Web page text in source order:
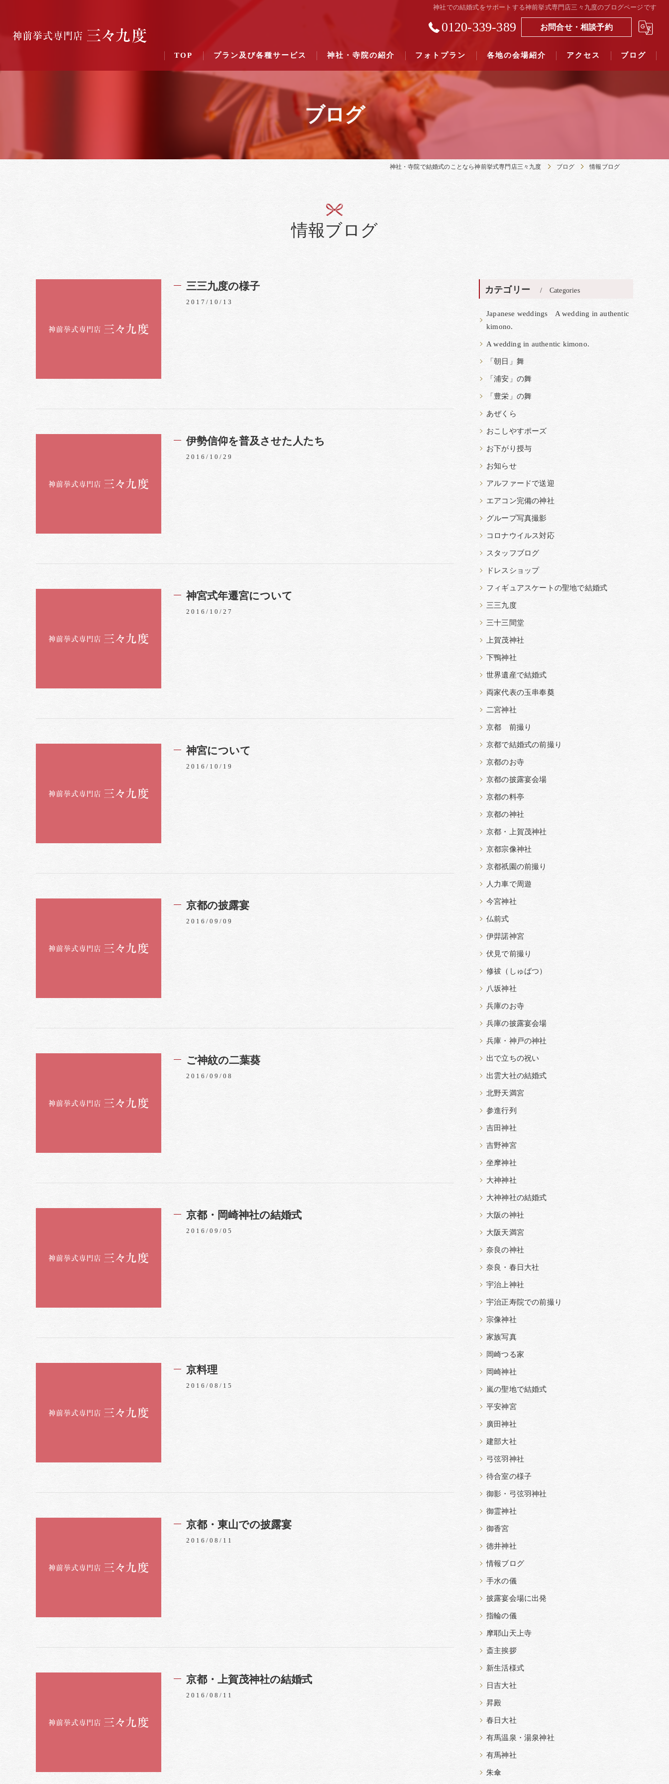
神社での結婚式をサポートする神前挙式専門店三々九度のブログページです
0120-339-389 お問合せ・相談予約
TOP プラン及び各種サービス 神社・寺院の紹介
結婚式のできる東京都下の神社一覧（４０社寺）｜三々九度東京
結婚式のできる関東六県の神社一覧（７５社）県別表示｜三々九度東京
フォトプラン 各地の会場紹介 アクセス ブログ
ブログ
神社・寺院で結婚式のことなら神前挙式専門店三々九度 ブログ 情報ブログ
情報ブログ
三三九度の様子
2017/10/13
伊勢信仰を普及させた人たち
2016/10/29
神宮式年遷宮について
2016/10/27
神宮について
2016/10/19
京都の披露宴
2016/09/09
ご神紋の二葉葵
2016/09/08
京都・岡崎神社の結婚式
2016/09/05
京料理
2016/08/15
京都・東山での披露宴
2016/08/11
京都・上賀茂神社の結婚式
2016/08/11
カテゴリー Categories
Japanese weddings A wedding in authentic
kimono.
A wedding in authentic kimono.
「朝日」舞
「浦安」の舞
「豊栄」の舞
あぜくら
おこしやすポーズ
お下がり授与
お知らせ
アルファードで送迎
エアコン完備の神社
グループ写真撮影
コロナウイルス対応
スタッフブログ
ドレスショップ
フィギュアスケートの聖地で結婚式
三三九度
三十三間堂
上賀茂神社
下鴨神社
世界遺産で結婚式
両家代表の玉串奉奠
二宮神社
京都 前撮り
京都で結婚式の前撮り
京都のお寺
京都の披露宴会場
京都の料亭
京都の神社
京都・上賀茂神社
京都宗像神社
京都祇園の前撮り
人力車で周遊
今宮神社
仏前式
伊弉諾神宮
伏見で前撮り
修祓（しゅばつ）
八坂神社
兵庫のお寺
兵庫の披露宴会場
兵庫・神戸の神社
出で立ちの祝い
出雲大社の結婚式
北野天満宮
参進行列
吉田神社
吉野神宮
坐摩神社
大神神社
大神神社の結婚式
大阪の神社
大阪天満宮
奈良の神社
奈良・春日大社
宇治上神社
宇治正寿院での前撮り
宗像神社
家族写真
岡崎つる家
岡崎神社
嵐の聖地で結婚式
平安神宮
廣田神社
建部大社
弓弦羽神社
待合室の様子
御影・弓弦羽神社
御霊神社
御香宮
徳井神社
情報ブログ
手水の儀
披露宴会場に出発
指輪の儀
摩耶山天上寺
斎主挨拶
新生活様式
日吉大社
昇殿
春日大社
有馬温泉・湯泉神社
有馬神社
朱傘